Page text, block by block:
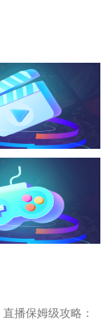
播保姆级攻略：